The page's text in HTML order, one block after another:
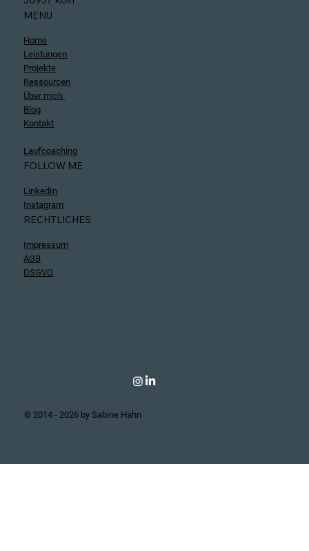
MENU
Home
Leistungen
Projekte
Ressourcen
Über mich
Blog
Kontakt
Laufcoaching
FOLLOW ME
LinkedIn
Instagram
RECHTLICHES
Impressum
AGB
DSGVO
© 2014 - 2026 by Sabine Hahn